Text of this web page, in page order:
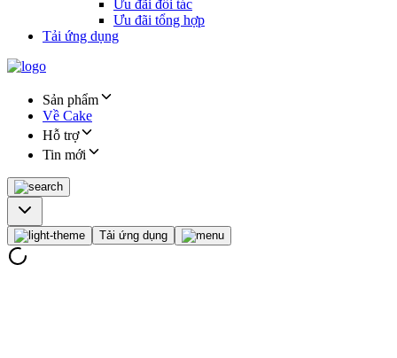
Ưu đãi đối tác
Ưu đãi tổng hợp
Tải ứng dụng
Sản phẩm
Về Cake
Hỗ trợ
Tin mới
Tải ứng dụng